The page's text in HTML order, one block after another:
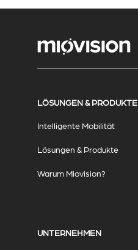
LÖSUNGEN & PRODUKTE
Intelligente Mobilität
Lösungen & Produkte
Warum Miovision?
UNTERNEHMEN